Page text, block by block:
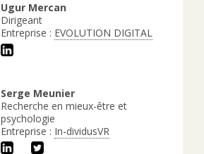
Ugur Mercan
Dirigeant
Entreprise : EVOLUTION DIGITAL
Serge Meunier
Recherche en mieux-être et
psychologie
Entreprise : In-dividusVR